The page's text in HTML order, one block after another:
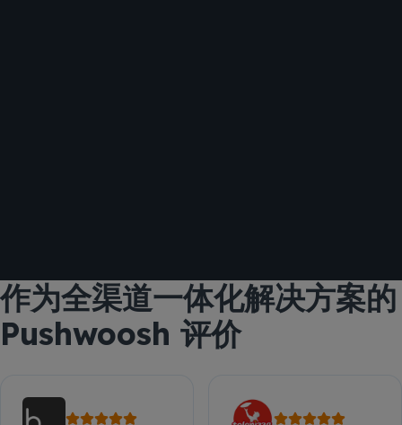
作为全渠道一体化解决方案的
Pushwoosh 评价